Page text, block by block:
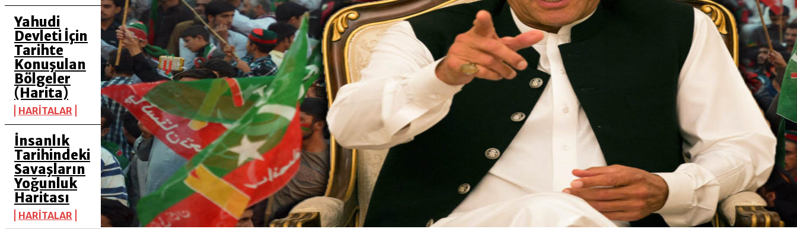
Yahudi
Devleti İçin
Tarihte
Konuşulan
Bölgeler
(Harita)
HARİTALAR
İnsanlık
Tarihindeki
Savaşların
Yoğunluk
Haritası
HARİTALAR